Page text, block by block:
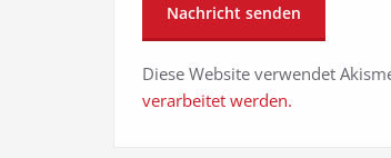
Diese Website verwendet
verarbeitet werden.